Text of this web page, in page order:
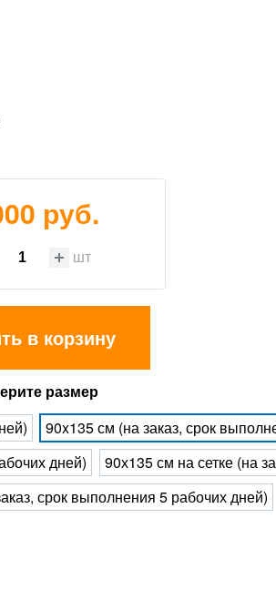
руб.
шт
в корзину
размер
90x135 см (на заказ, срок
дней)
90х135 см на сетке (на
срок выполнения 5 рабочих дней)